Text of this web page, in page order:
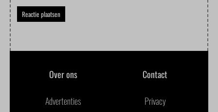
Over ons Contact
Advertenties Privacy